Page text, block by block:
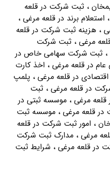
، ثبت شرکت در قلعه
برند در قلعه مرغی ،
، هزینه ثبت شرکت در قلعه
مرغی ، ثبت شرکت
، ثبت شرکت سهامی خاص در
در قلعه مرغی ، اخذ کارت
اقتصادی در قلعه مرغی ، پلمپ
در قلعه مرغی ، ثبت
مرغی ، موسسه ثبتی در
قلعه مرغی ، موسسه ثبت
، امور ثبت شرکت در قلعه
در قلعه مرغی ، مدارک ثبت شرکت
در قلعه مرغی ، شرایط ثبت